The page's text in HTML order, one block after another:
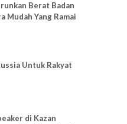
Berat Badan
Mudah Yang Ramai
Untuk Rakyat
di Kazan